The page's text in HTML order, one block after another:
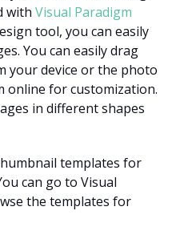
with Visual Paradigm
tool, you can easily
You can easily drag
your device or the photo
online for customization.
in different shapes
templates for
can go to Visual
the templates for